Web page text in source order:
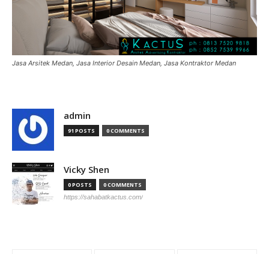
Jasa Arsitek Medan, Jasa Interior Desain Medan, Jasa Kontraktor Medan
admin
91 POSTS 0 COMMENTS
Vicky Shen
0 POSTS 0 COMMENTS
https://sahabatkactus.com/